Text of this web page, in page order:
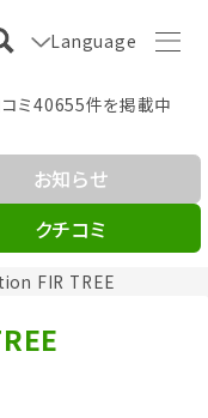
Language
ミ40655件を掲載中
FIR TREE
お知らせ
クチコミ